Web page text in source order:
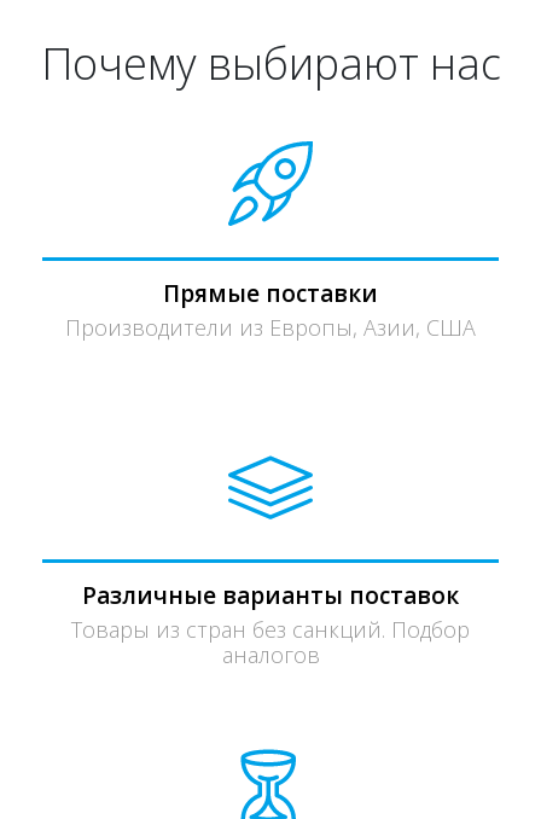
Почему выбирают нас
Прямые поставки
Производители из Европы, Азии, США
Различные варианты поставок
Товары из стран без санкций. Подбор
аналогов